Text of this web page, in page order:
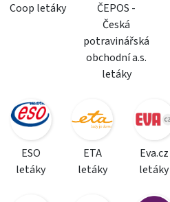
Coop letáky
ČEPOS -
Česká
potravinářská
obchodní a.s.
letáky
ESO
letáky
ETA
letáky
Eva.cz
letáky